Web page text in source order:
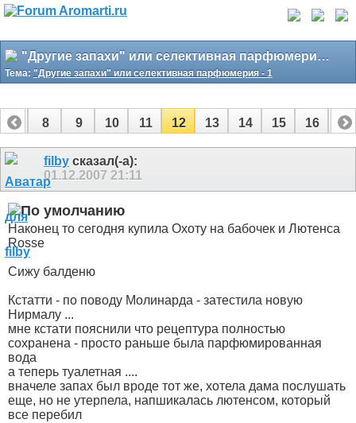
"Другие запахи" или селективная парфюмерия - 1
Тема: "Другие запахи" или селективная парфюмерия - 1
7 8 9 10 11 12 13 14 15 16 17
24 25 27
filby сказал(-а):
01.12.2007 21:11
Наконец то сегодня купила Охоту на бабочек и Лютенса
Rosse
Сижу балденю
Кстатти - по поводу Молинарда - затестила новую
Нирмалу ...
мне кстати пояснили что рецептура полностью
сохранена - просто раньше была парфюмированная
вода
а теперь туалетная ....
вначеле запах был вроде тот же, хотела дама послушать
еще, но не утерпела, напшикалась лютенсом, который
все перебил